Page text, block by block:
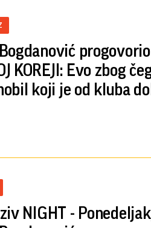
KOREJI: Evo zbog
koji je od kluba
NIGHT -